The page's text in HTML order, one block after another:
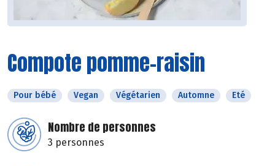
Compote pomme-raisin
Pour bébé Vegan Végétarien Automne Eté
Nombre de personnes
3 personnes